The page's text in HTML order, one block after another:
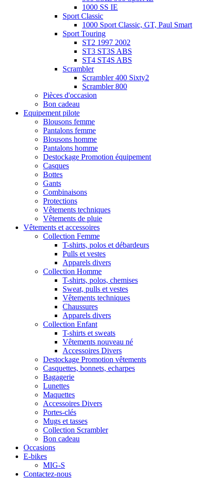
1000 SS IE
Sport Classic
1000 Sport Classic, GT, Paul Smart
Sport Touring
ST2 1997 2002
ST3 ST3S ABS
ST4 ST4S ABS
Scrambler
Scrambler 400 Sixty2
Scrambler 800
Pièces d'occasion
Bon cadeau
Equipement pilote
Blousons femme
Pantalons femme
Blousons homme
Pantalons homme
Destockage Promotion équipement
Casques
Bottes
Gants
Combinaisons
Protections
Vêtements techniques
Vêtements de pluie
Vêtements et accessoires
Collection Femme
T-shirts, polos et débardeurs
Pulls et vestes
Apparels divers
Collection Homme
T-shirts, polos, chemises
Sweat, pulls et vestes
Vêtements techniques
Chaussures
Apparels divers
Collection Enfant
T-shirts et sweats
Vêtements nouveau né
Accessoires Divers
Destockage Promotion vêtements
Casquettes, bonnets, echarpes
Bagagerie
Lunettes
Maquettes
Accessoires Divers
Portes-clés
Mugs et tasses
Collection Scrambler
Bon cadeau
Occasions
E-bikes
MIG-S
Contactez-nous